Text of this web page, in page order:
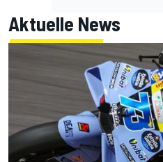
Aktuelle News